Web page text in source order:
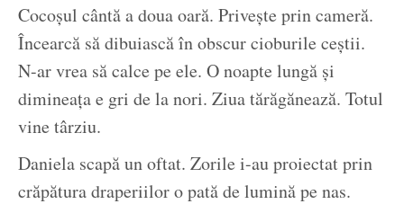
Cocoșul cântă a doua oară. Privește prin cameră.
Încearcă să dibuiască în obscur cioburile ceștii.
N-ar vrea să calce pe ele. O noapte lungă și
dimineața e gri de la nori. Ziua tărăgănează. Totul
vine târziu.
Daniela scapă un oftat. Zorile i-au proiectat prin
crăpătura draperiilor o pată de lumină pe nas.